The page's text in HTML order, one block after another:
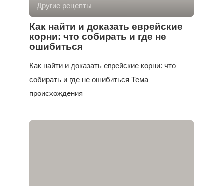
Другие рецепты
Как найти и доказать еврейские
корни: что собирать и где не
ошибиться
Как найти и доказать еврейские корни: что
собирать и где не ошибиться Тема
происхождения